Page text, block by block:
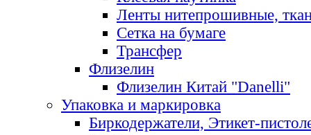
Ленты нитепрошивные,
Сетка на бумаге
Трансфер
Флизелин
Флизелин Китай "Danelli"
Упаковка и маркировка
Биркодержатели, Этикет-